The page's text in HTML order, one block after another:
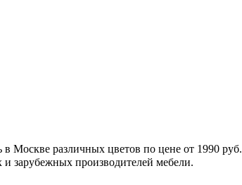
Москве различных цветов по цене от 1990 руб.
зарубежных производителей мебели.